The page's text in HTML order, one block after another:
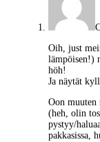
Oih, just
lämpöisen!)
höh!
Ja näytät
Oon muuten
(heh, olin
pystyy/
pakkasissa,